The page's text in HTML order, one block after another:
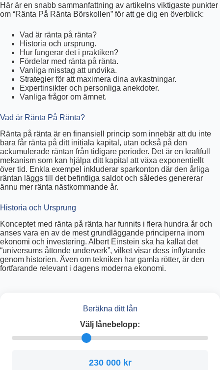
Här är en snabb sammanfattning av artikelns viktigaste punkter
om “Ränta På Ränta Börskollen” för att ge dig en överblick:
Vad är ränta på ränta?
Historia och ursprung.
Hur fungerar det i praktiken?
Fördelar med ränta på ränta.
Vanliga misstag att undvika.
Strategier för att maximera dina avkastningar.
Expertinsikter och personliga anekdoter.
Vanliga frågor om ämnet.
Vad är Ränta På Ränta?
Ränta på ränta är en finansiell princip som innebär att du inte
bara får ränta på ditt initiala kapital, utan också på den
ackumulerade räntan från tidigare perioder. Det är en kraftfull
mekanism som kan hjälpa ditt kapital att växa exponentiellt
över tid. Enkla exempel inkluderar sparkonton där den årliga
räntan läggs till det befintliga saldot och således genererar
ännu mer ränta nästkommande år.
Historia och Ursprung
Konceptet med ränta på ränta har funnits i flera hundra år och
anses vara en av de mest grundläggande principerna inom
ekonomi och investering. Albert Einstein ska ha kallat det
“universums åttonde underverk”, vilket visar dess inflytande
genom historien. Även om tekniken har gamla rötter, är den
fortfarande relevant i dagens moderna ekonomi.
Beräkna ditt lån
Välj lånebelopp:
230 000 kr